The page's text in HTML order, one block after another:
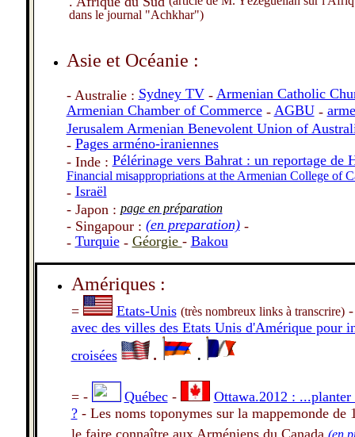
dans le journal "Achkhar")
Asie et Océanie :
- Australie : Sydney TV- Armenian Catholic
Armenian Chamber of Commerce- AGBU-
Jerusalem Armenian Benevolent Union of
- Pages arméno-iraniennes
- Inde : Pélérinage vers Bahrat : un reportage de
Financial misappropriations at the Armenian College of
- Israël
- Japon : page en préparation
- Singapour : (en preparation)-
- Turquie- Géorgie - Bakou
Amériques :
= Etats-Unis (très nombreux links à transcrire)
avec des villes des Etats Unis d'Amérique pour
croisées
. .
= - Québec-
Ottawa.2012 :
?- Les noms toponymes sur la mappemonde de
le faire connaître aux Arméniens du Canada (en